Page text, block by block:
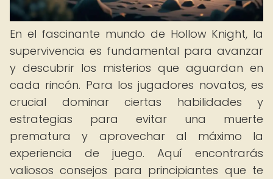
En el fascinante mundo de Hollow Knight, la
supervivencia es fundamental para avanzar
y descubrir los misterios que aguardan en
cada rincón. Para los jugadores novatos, es
crucial dominar ciertas habilidades y
estrategias para evitar una muerte
prematura y aprovechar al máximo la
experiencia de juego. Aquí encontrarás
valiosos consejos para principiantes que te